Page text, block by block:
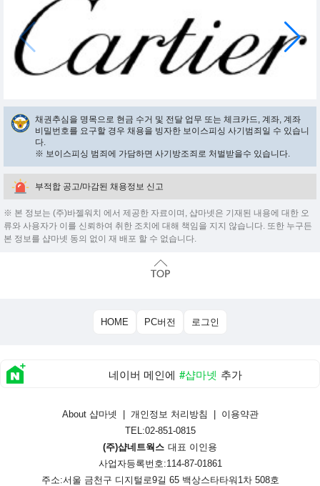
채권추심을 명목으로 현금 수거 및 전달 업무 또는 체크카드, 계좌, 계좌
비밀번호를 요구할 경우 채용을 빙자한 보이스피싱 사기범죄일 수 있습니
다.
※ 보이스피싱 범죄에 가담하면 사기방조죄로 처벌받을수 있습니다.
부적합 공고/마감된 채용정보 신고
※ 본 정보는 (주)바젤워치 에서 제공한 자료이며, 샵마넷은 기재된 내용에 대한 오
류와 사용자가 이를 신뢰하여 취한 조치에 대해 책임을 지지 않습니다. 또한 누구든
본 정보를 샵마넷 동의 없이 재 배포 할 수 없습니다.
HOME PC버전 로그인
네이버 메인에 #샵마넷 추가
About 샵마넷 개인정보 처리방침
이용약관
TEL:02-851-0815
(주)샵네트웍스 대표 이인용
사업자등록번호:114-87-01861
주소:서울 금천구 디지털로9길 65 백상스타타워1차 508호